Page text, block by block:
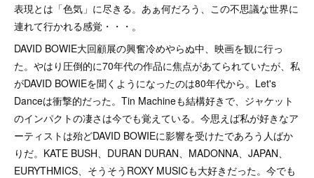
表現とは「色気」に尽きる。あぁ何だろう、この不思議な世界に
連れて行かれる感覚・・・。
DAVID BOWIE大回顧展の興奮冷めやらぬ中、映画を観に行っ
た。やはり圧倒的に70年代の作品に焦点があてられていたが、私
がDAVID BOWIEを聞くようになったのは80年代から。Let's
Danceは衝撃的だった。Tin Machineも結構好きで、ジャケット
のインパクトの凄さは今でも覚えている。今思えば私が好きなア
ーティストは殆どDAVID BOWIEに影響を受けたであろう人ばか
りだ。KATE BUSH、DURAN DURAN、MADONNA、JAPAN、
EURYTHMICS、そうそうROXY MUSICも大好きだった。今でも